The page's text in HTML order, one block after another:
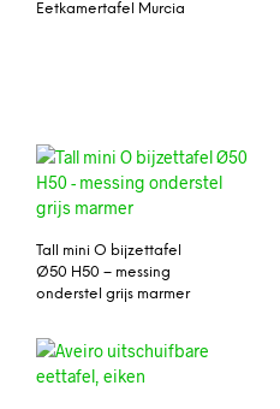
Eetkamertafel Murcia
Tall mini O bijzettafel
Ø50 H50 – messing
onderstel grijs marmer